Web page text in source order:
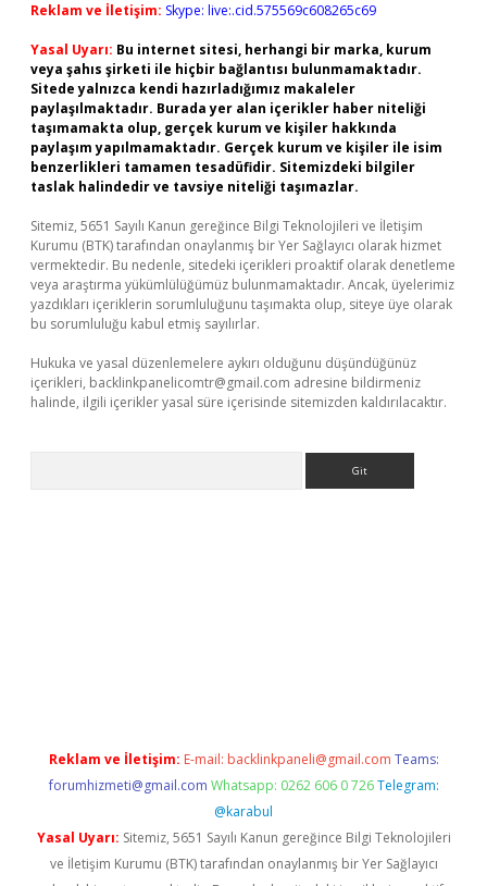
Reklam ve İletişim: Skype: live:.cid.575569c608265c69
Yasal Uyarı: Bu internet sitesi, herhangi bir marka, kurum
veya şahıs şirketi ile hiçbir bağlantısı bulunmamaktadır.
Sitede yalnızca kendi hazırladığımız makaleler
paylaşılmaktadır. Burada yer alan içerikler haber niteliği
taşımamakta olup, gerçek kurum ve kişiler hakkında
paylaşım yapılmamaktadır. Gerçek kurum ve kişiler ile isim
benzerlikleri tamamen tesadüfidir. Sitemizdeki bilgiler
taslak halindedir ve tavsiye niteliği taşımazlar.
Sitemiz, 5651 Sayılı Kanun gereğince Bilgi Teknolojileri ve İletişim
Kurumu (BTK) tarafından onaylanmış bir Yer Sağlayıcı olarak hizmet
vermektedir. Bu nedenle, sitedeki içerikleri proaktif olarak denetleme
veya araştırma yükümlülüğümüz bulunmamaktadır. Ancak, üyelerimiz
yazdıkları içeriklerin sorumluluğunu taşımakta olup, siteye üye olarak
bu sorumluluğu kabul etmiş sayılırlar.
Hukuka ve yasal düzenlemelere aykırı olduğunu düşündüğünüz
içerikleri, backlinkpanelicomtr@gmail.com adresine bildirmeniz
halinde, ilgili içerikler yasal süre içerisinde sitemizden kaldırılacaktır.
Reklam ve İletişim: E-mail: backlinkpaneli@gmail.com Teams:
forumhizmeti@gmail.com Whatsapp: 0262 606 0 726 Telegram:
@karabul
Yasal Uyarı: Sitemiz, 5651 Sayılı Kanun gereğince Bilgi Teknolojileri
ve İletişim Kurumu (BTK) tarafından onaylanmış bir Yer Sağlayıcı